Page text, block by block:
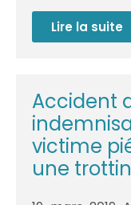
Lire la suite
de
Accident
victime
une